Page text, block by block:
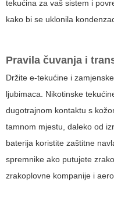
tekućina za vaš sistem i
kako bi se uklonila
Pravila čuvanja i
Držite e-tekućine i
ljubimaca. Nikotinske
dugotrajnom kontaktu s
tamnom mjestu, daleko od
baterija koristite zaštitne
spremnike ako putujete
zrakoplovne kompanije i